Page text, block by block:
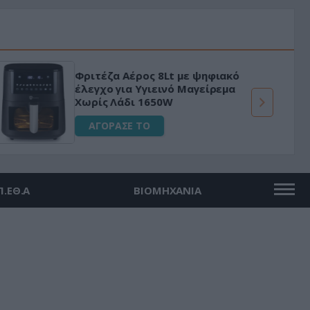
Φριτέζα Αέρος 8Lt με ψηφιακό
έλεγχο για Υγιεινό Μαγείρεμα
Χωρίς Λάδι 1650W
ΑΓΟΡΑΣΕ ΤΟ
ΒΙΟΜΗΧΑΝΙΑ